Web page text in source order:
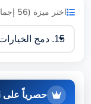
اختر ميزة (56 إجمالاً)
حصرياً على Softomi